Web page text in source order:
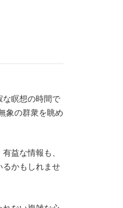
な瞑想の時間で
象の群衆を眺め
益な情報も、
るかもしれませ